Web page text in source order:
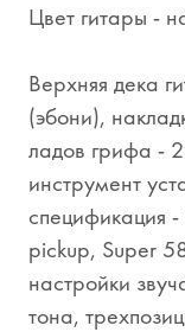
Цвет гитары -
Верхняя дека
(эбони),
ладов грифа -
инструмент
спецификация
pickup, Super
настройки
тона,